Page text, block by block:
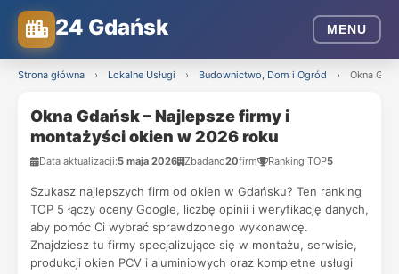
24 Gdańsk MENU
Strona główna › Lokalne Usługi › Budownictwo, Dom i Ogród › Okna
Okna Gdańsk – Najlepsze firmy i
montażyści okien w 2026 roku
Data aktualizacji:5 maja 2026 Zbadano20firm Ranking TOP5
Szukasz najlepszych firm od okien w Gdańsku? Ten ranking
TOP 5 łączy oceny Google, liczbę opinii i weryfikację danych,
aby pomóc Ci wybrać sprawdzonego wykonawcę.
Znajdziesz tu firmy specjalizujące się w montażu, serwisie,
produkcji okien PCV i aluminiowych oraz kompletne usługi